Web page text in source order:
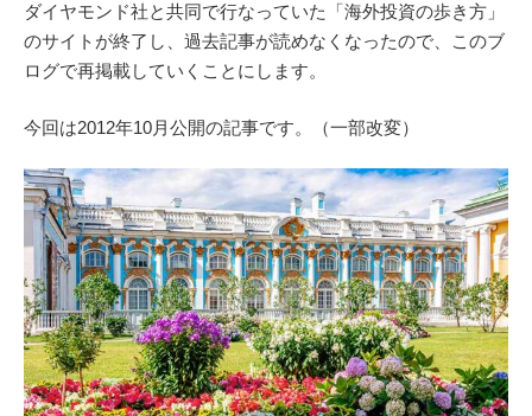
ダイヤモンド社と共同で行なっていた「海外投資の歩き方」
のサイトが終了し、過去記事が読めなくなったので、このブ
ログで再掲載していくことにします。
今回は2012年10月公開の記事です。（一部改変）